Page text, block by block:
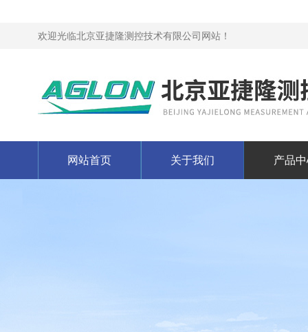
欢迎光临北京亚捷隆测控技术有限公司网站！
网站首页 关于我们 产品